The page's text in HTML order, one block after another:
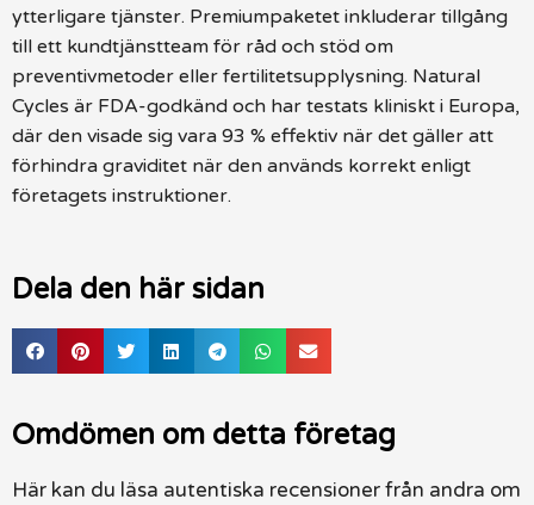
ytterligare tjänster. Premiumpaketet inkluderar tillgång
till ett kundtjänstteam för råd och stöd om
preventivmetoder eller fertilitetsupplysning. Natural
Cycles är FDA-godkänd och har testats kliniskt i Europa,
där den visade sig vara 93 % effektiv när det gäller att
förhindra graviditet när den används korrekt enligt
företagets instruktioner.
Dela den här sidan
Omdömen om detta företag
Här kan du läsa autentiska recensioner från andra om